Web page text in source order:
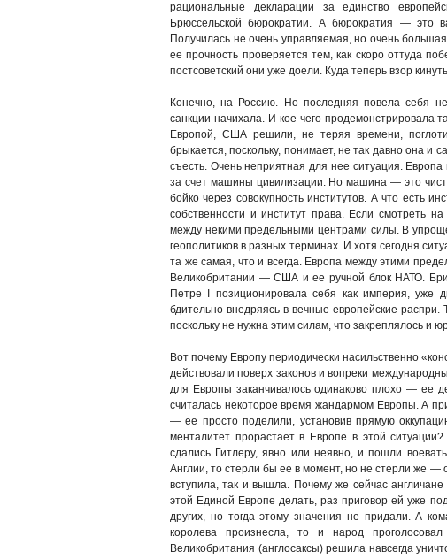
рациональные декларации за единство
Брюссельской бюрократии. А бюрократия —
Получилась не очень управляемая, но очень
ее прочность проверяется тем, как скоро оттуда
постсоветский они уже доели. Куда теперь взор
Конечно, на Россию. Но последняя повела себя
санкции начихала. И кое-чего продемонстрировала
Европой, США решили, не теряя времени,
брыкается, поскольку, понимает, не так давно она
съесть. Очень неприятная для нее ситуация.
за счет машины цивилизации. Но машина — это
бойко через совокупность институтов. А что есть
собственности и институт права. Если смотреть
между некими предельными центрами силы. В
геополитиков в разных терминах. И хотя сегодня
та же самая, что и всегда. Европа между этими
Великобритании — США и ее ручной блок НАТО.
Петре I позиционировала себя как империя, уже
бдительно внедряясь в вечные европейские
поскольку не нужна этим силам, что закреплялось и
Вот почему Европу периодически насильственно
действовали поверх законов и вопреки
для Европы заканчивалось одинаково плохо — ее
считалась некоторое время жандармом Европы. А
— ее просто поделили, установив прямую
менталитет прорастает в Европе в этой
сдались Гитлеру, явно или неявно, и пошли
Англии, то стерли бы ее в момент, но не стерли же —
вступила, так и вышла. Почему же сейчас
этой Единой Европе делать, раз приговор ей уже
других, но тогда этому значения не придали. А
королева произнесла, то и народ
Великобритания (англосаксы) решила навсегда